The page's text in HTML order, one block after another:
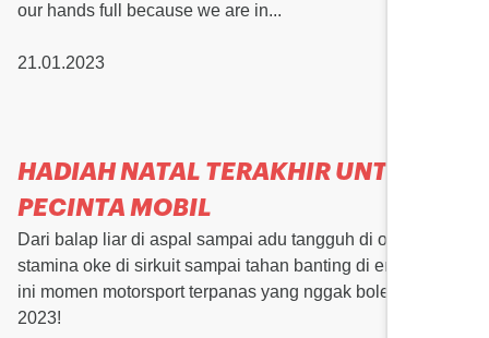
our hands full because we are in...
21.01.2023
HADIAH NATAL TERAKHIR UNTUK
PECINTA MOBIL
Dari balap liar di aspal sampai adu tangguh di offroad, dari
stamina oke di sirkuit sampai tahan banting di endurance,
ini momen motorsport terpanas yang nggak boleh lolos di
2023!